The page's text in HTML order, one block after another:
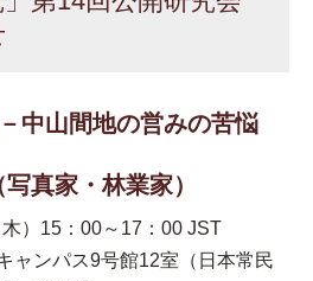
中山間地の営みの苦悩
真家・林業家）
）15：00～17：00 JST
ャンパス9号館12室（日本常民